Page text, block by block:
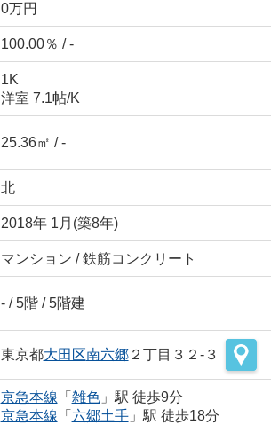
0万円
100.00％ / -
1K
洋室 7.1帖/K
25.36㎡ / -
北
2018年 1月(築8年)
マンション / 鉄筋コンクリート
- / 5階 / 5階建
東京都大田区南六郷２丁目３２-３
京急本線 「 雑色」駅 徒歩9分
京急本線 「 六郷土手」駅 徒歩18分